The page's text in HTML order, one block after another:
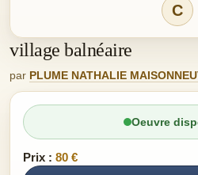
C
village balnéaire
par PLUME NATHALIE
Oeuvre
Prix : 80 €